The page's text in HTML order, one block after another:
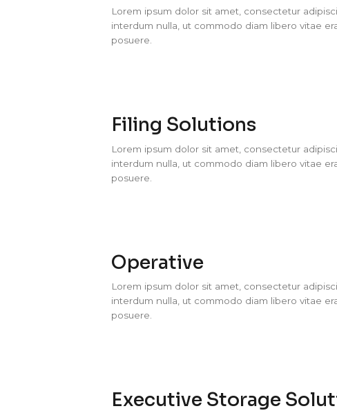
Lorem ipsum dolor sit amet, consectetur
interdum nulla, ut commodo diam libero vitae
posuere.
Filing Solutions
Lorem ipsum dolor sit amet, consectetur
interdum nulla, ut commodo diam libero vitae
posuere.
Operative
Lorem ipsum dolor sit amet, consectetur
interdum nulla, ut commodo diam libero vitae
posuere.
Executive Storage